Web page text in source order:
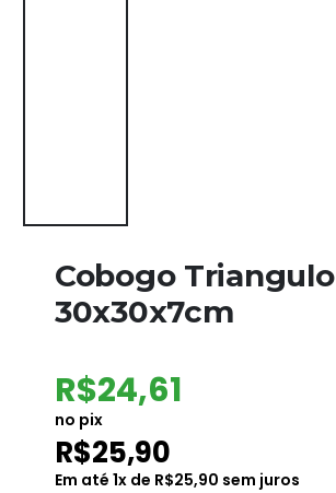
Cobogo Triangulo
30x30x7cm
R$24,61
no pix
R$25,90
Em até 1x de R$25,90 sem juros